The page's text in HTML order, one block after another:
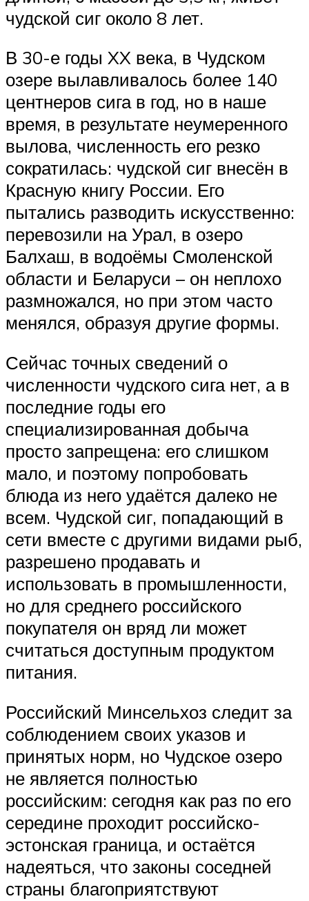
чудской сиг около 8 лет.
В 30-е годы XX века, в Чудском
озере вылавливалось более 140
центнеров сига в год, но в наше
время, в результате неумеренного
вылова, численность его резко
сократилась: чудской сиг внесён в
Красную книгу России. Его
пытались разводить искусственно:
перевозили на Урал, в озеро
Балхаш, в водоёмы Смоленской
области и Беларуси – он неплохо
размножался, но при этом часто
менялся, образуя другие формы.
Сейчас точных сведений о
численности чудского сига нет, а в
последние годы его
специализированная добыча
просто запрещена: его слишком
мало, и поэтому попробовать
блюда из него удаётся далеко не
всем. Чудской сиг, попадающий в
сети вместе с другими видами рыб,
разрешено продавать и
использовать в промышленности,
но для среднего российского
покупателя он вряд ли может
считаться доступным продуктом
питания.
Российский Минсельхоз следит за
соблюдением своих указов и
принятых норм, но Чудское озеро
не является полностью
российским: сегодня как раз по его
середине проходит российско-
эстонская граница, и остаётся
надеяться, что законы соседней
страны благоприятствуют